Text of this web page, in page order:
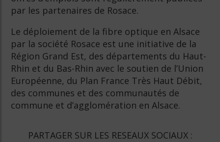
par les partenaires de Rosace.
Le déploiement de la fibre optique en Alsace
par la société Rosace est une initiative de la
Région Grand Est, des départements du Haut-
Rhin et du Bas-Rhin avec le soutien de l’Union
Européenne, du Plan France Très Haut Débit,
des communes et des communautés de
commune et d’agglomération en Alsace.
PARTAGER SUR LES RESEAUX SOCIAUX :